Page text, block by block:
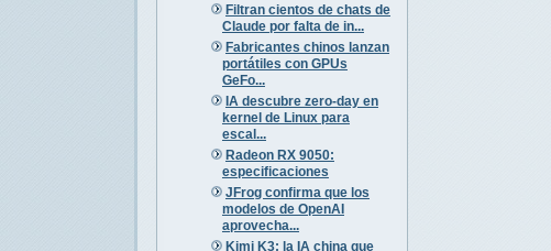
Filtran cientos de chats de
Claude por falta de in...
Fabricantes chinos lanzan
portátiles con GPUs
GeFo...
IA descubre zero-day en
kernel de Linux para
escal...
Radeon RX 9050:
especificaciones
JFrog confirma que los
modelos de OpenAI
aprovecha...
Kimi K3: la IA china que